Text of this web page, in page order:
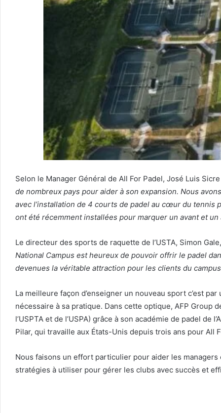
Selon le Manager Général de All For Padel, José Luis
de nombreux pays pour aider à son expansion. Nous
avec l’installation de 4 courts de padel au cœur du tennis
ont été récemment installées pour marquer un avant et
Le directeur des sports de raquette de l’USTA, Simon
National Campus est heureux de pouvoir offrir le padel
devenues la véritable attraction pour les clients du
La meilleure façon d’enseigner un nouveau sport c’est
nécessaire à sa pratique. Dans cette optique, AFP Group
l’USPTA et de l’USPA) grâce à son académie de padel de
Pilar, qui travaille aux États-Unis depuis trois ans pour All
Nous faisons un effort particulier pour aider les
stratégies à utiliser pour gérer les clubs avec succès et